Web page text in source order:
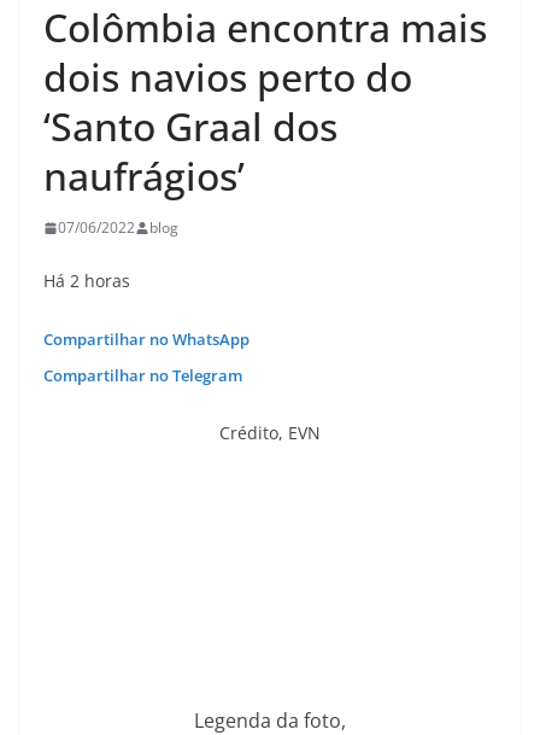
Colômbia encontra mais
dois navios perto do
‘Santo Graal dos
naufrágios’
07/06/2022 blog
Há 2 horas
Compartilhar no WhatsApp
Compartilhar no Telegram
Crédito, EVN
Legenda da foto,